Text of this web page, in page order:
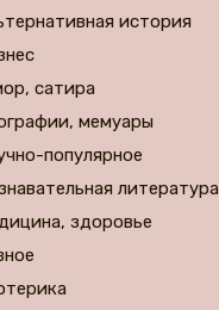
история
сатира
мемуары
популярное
литература
здоровье